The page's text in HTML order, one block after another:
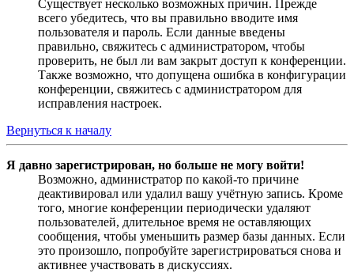
Существует несколько возможных причин. Прежде
всего убедитесь, что вы правильно вводите имя
пользователя и пароль. Если данные введены
правильно, свяжитесь с администратором, чтобы
проверить, не был ли вам закрыт доступ к конференции.
Также возможно, что допущена ошибка в конфигурации
конференции, свяжитесь с администратором для
исправления настроек.
Вернуться к началу
Я давно зарегистрирован, но больше не могу войти!
Возможно, администратор по какой-то причине
деактивировал или удалил вашу учётную запись. Кроме
того, многие конференции периодически удаляют
пользователей, длительное время не оставляющих
сообщения, чтобы уменьшить размер базы данных. Если
это произошло, попробуйте зарегистрироваться снова и
активнее участвовать в дискуссиях.